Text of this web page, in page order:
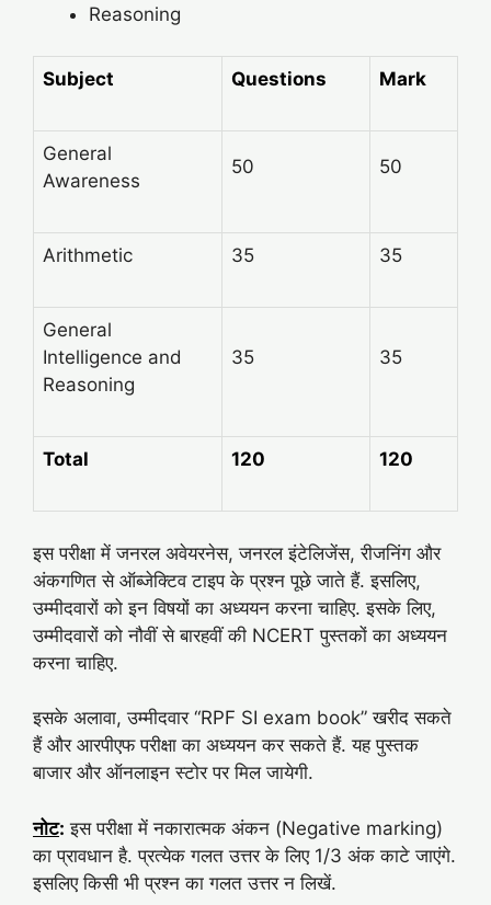
Reasoning
Subject Questions Mark
General
Awareness
50 50
Arithmetic 35 35
General
Intelligence and
Reasoning
35 35
Total 120 120
इस परीक्षा में जनरल अवेयरनेस, जनरल इंटेलिजेंस, रीजनिंग और
अंकगणित से ऑब्जेक्टिव टाइप के प्रश्न पूछे जाते हैं. इसलिए,
उम्मीदवारों को इन विषयों का अध्ययन करना चाहिए. इसके लिए,
उम्मीदवारों को नौवीं से बारहवीं की NCERT पुस्तकों का अध्ययन
करना चाहिए.
इसके अलावा, उम्मीदवार “RPF SI exam book” खरीद सकते
हैं और आरपीएफ परीक्षा का अध्ययन कर सकते हैं. यह पुस्तक
बाजार और ऑनलाइन स्टोर पर मिल जायेगी.
नोट: इस परीक्षा में नकारात्मक अंकन (Negative marking)
का प्रावधान है. प्रत्येक गलत उत्तर के लिए 1/3 अंक काटे जाएंगे.
इसलिए किसी भी प्रश्न का गलत उत्तर न लिखें.